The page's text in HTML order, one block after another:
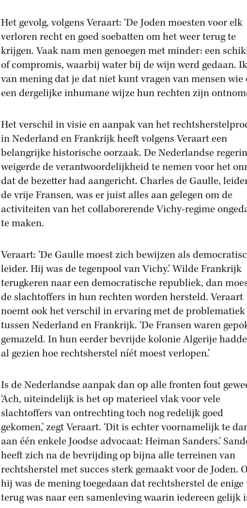
Het gevolg, volgens Veraart: ‘De Joden moesten voor elk
verloren recht en goed soebatten om het weer terug te
krijgen. Vaak nam men genoegen met minder: een
of compromis, waarbij water bij de wijn werd gedaan.
van mening dat je dat niet kunt vragen van mensen wie
een dergelijke inhumane wijze hun rechten zijn
Het verschil in visie en aanpak van het
in Nederland en Frankrijk heeft volgens Veraart een
belangrijke historische oorzaak. De Nederlandse
weigerde de verantwoordelijkheid te nemen voor het
dat de bezetter had aangericht. Charles de Gaulle,
de vrije Fransen, was er juist alles aan gelegen om de
activiteiten van het collaborerende Vichy-regime
te maken.
Veraart: ‘De Gaulle moest zich bewijzen als
leider. Hij was de tegenpool van Vichy.’ Wilde Frankrijk
terugkeren naar een democratische republiek, dan
de slachtoffers in hun rechten worden hersteld. Veraart
noemt ook het verschil in ervaring met de problematiek
tussen Nederland en Frankrijk. ‘De Fransen waren
gemazeld. In hun eerder bevrijde kolonie Algerije
al gezien hoe rechtsherstel níét moest verlopen.’
Is de Nederlandse aanpak dan op alle fronten fout
‘Ach, uiteindelijk is het op materieel vlak voor vele
slachtoffers van ontrechting toch nog redelijk goed
gekomen,’ zegt Veraart. ‘Dit is echter voornamelijk te
aan één enkele Joodse advocaat: Heiman Sanders.’
heeft zich na de bevrijding op bijna alle terreinen van
rechtsherstel met succes sterk gemaakt voor de Joden.
hij was de mening toegedaan dat rechtsherstel de enige
terug was naar een samenleving waarin iedereen gelijk